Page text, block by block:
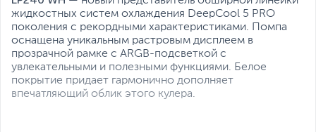
жидкостных систем охлаждения DeepCool 5 PRO
поколения с рекордными характеристиками. Помпа
оснащена уникальным растровым дисплеем в
прозрачной рамке с ARGB-подсветкой с
увлекательными и полезными функциями. Белое
покрытие придает гармонично дополняет
впечатляющий облик этого кулера.